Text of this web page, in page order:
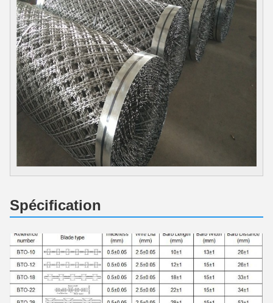
Spécification